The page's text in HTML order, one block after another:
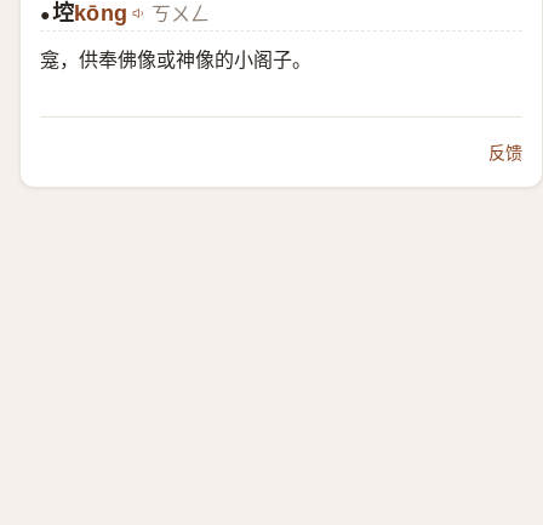
●埪kōng ㄎㄨㄥ
龛，供奉佛像或神像的小阁子。
反馈